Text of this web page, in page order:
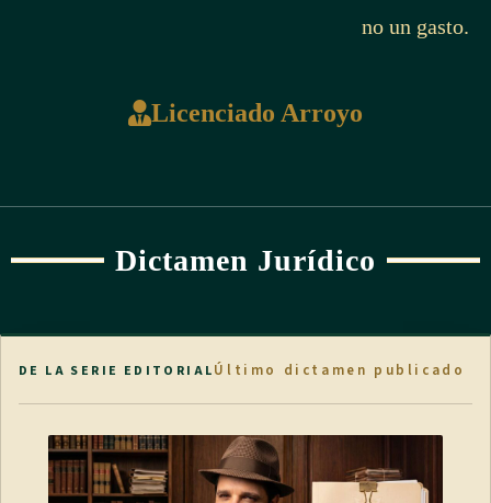
no un gasto.
Licenciado Arroyo
Dictamen Jurídico
DE LA SERIE EDITORIALÚltimo dictamen publicado